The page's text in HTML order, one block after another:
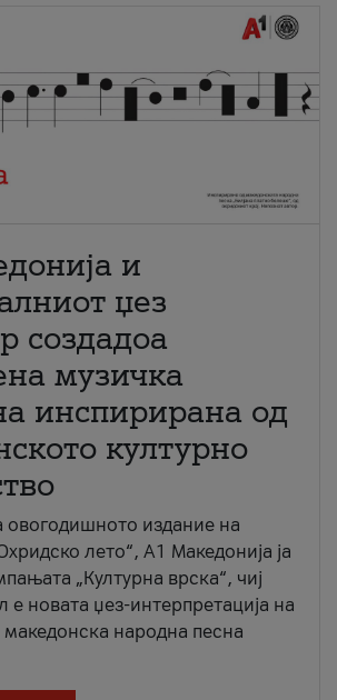
и
џез
создадоа
музичка
инспирирана од
културно
овогодишното издание на
лето“, А1 Македонија ја
„Културна врска“, чиј
е новата џез-интерпретација на
македонска народна песна